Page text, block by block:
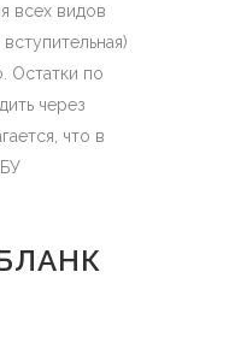
всех видов
Остатки по
через
что в